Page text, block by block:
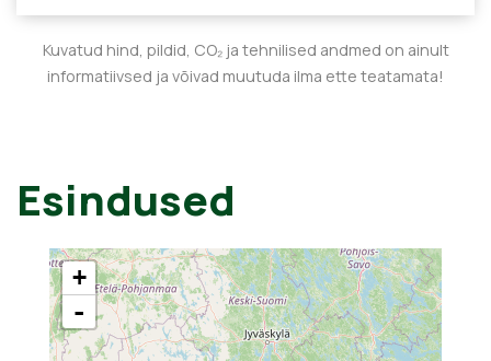
Kuvatud hind, pildid, CO₂ ja tehnilised andmed on ainult
informatiivsed ja võivad muutuda ilma ette teatamata!
Esindused
+
-